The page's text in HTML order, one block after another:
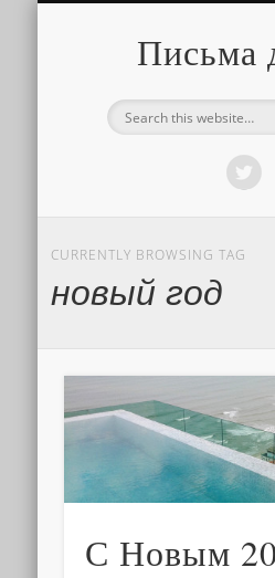
Письма
CURRENTLY BROWSING TAG
новый год
С Новым